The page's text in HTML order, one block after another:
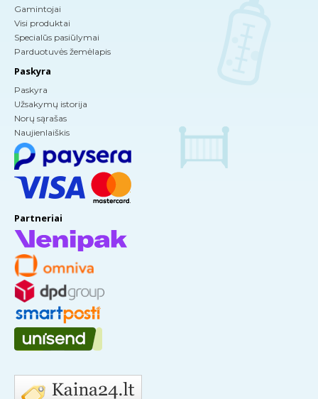
Gamintojai
Visi produktai
Specialūs pasiūlymai
Parduotuvės žemėlapis
Paskyra
Paskyra
Užsakymų istorija
Norų sąrašas
Naujienlaiškis
Partneriai